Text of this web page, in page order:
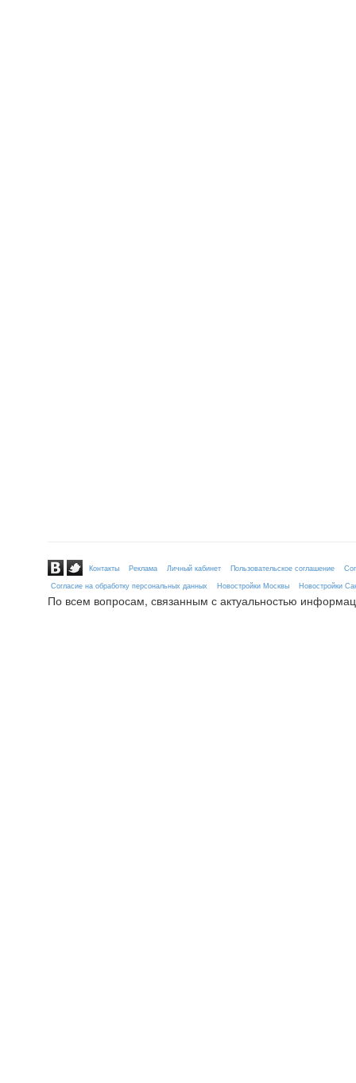
Контакты Реклама Личный кабинет Пользовательское соглашение
Согласие на обработку персональных данных
Новостройки Москвы Новостройки
По всем вопросам, связанным с актуальностью